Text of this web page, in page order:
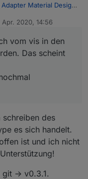
Adapter Material Design
zu schreiben
Wert.
IconList Widget für
geeignet?
bzw. genrell in allen
vom vis in den
werden. Das scheint
nochmal
Apr. 2020, 14:56
vom vis in den
Das scheint
des
es sich handelt.
ist und ich nicht
-> v0.3.1.